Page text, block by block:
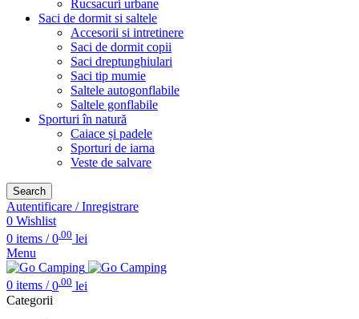
Rucsacuri urbane
Saci de dormit si saltele
Accesorii si intretinere
Saci de dormit copii
Saci dreptunghiulari
Saci tip mumie
Saltele autogonflabile
Saltele gonflabile
Sporturi în natură
Caiace și padele
Sporturi de iarna
Veste de salvare
Search
Autentificare / Inregistrare
0 Wishlist
0 items / 0.00 lei
Menu
0 items / 0 .00 lei
Categorii